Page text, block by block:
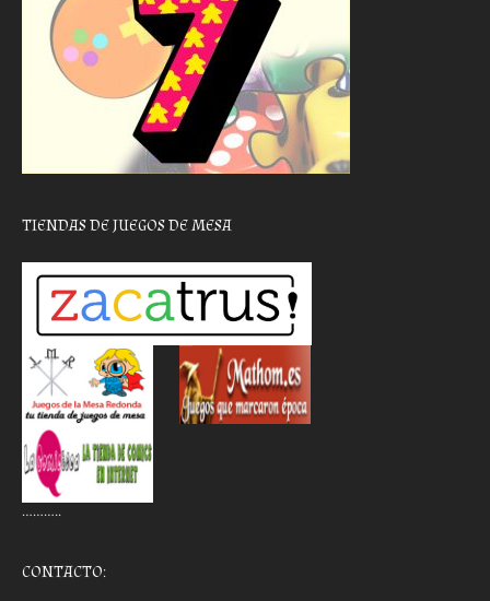
TIENDAS DE JUEGOS DE MESA
………..
CONTACTO: